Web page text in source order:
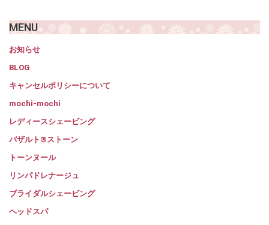
MENU
お知らせ
BLOG
キャンセルポリシーについて
mochi-mochi
レディースシェービング
バザルト®ストーン
トーンヌール
リンパドレナージュ
ブライダルシェービング
ヘッドスパ